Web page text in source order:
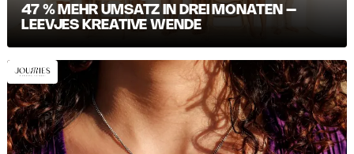
47 % MEHR UMSATZ IN DREI MONATEN –
LEEVJES KREATIVE WENDE